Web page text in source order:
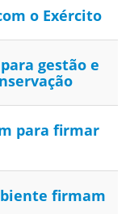
o Exército
gestão e
para firmar
firmam